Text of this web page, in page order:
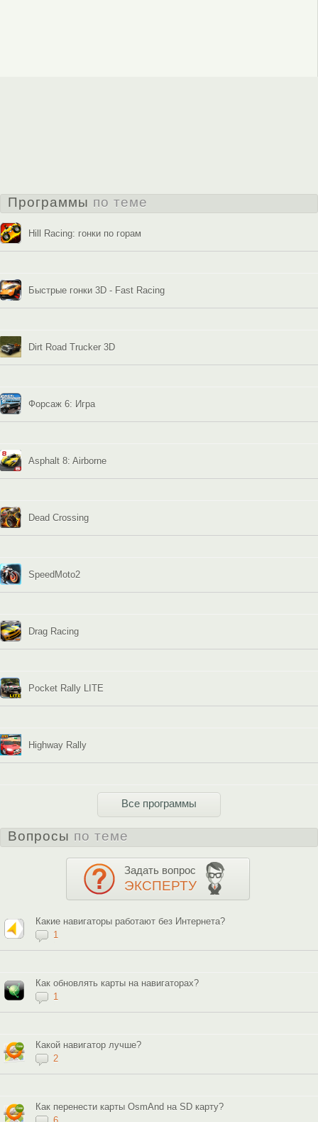
Программы по теме
Hill Racing: гонки по горам
Быстрые гонки 3D - Fast Racing
Dirt Road Trucker 3D
Форсаж 6: Игра
Asphalt 8: Airborne
Dead Crossing
SpeedMoto2
Drag Racing
Pocket Rally LITE
Highway Rally
Все программы
Вопросы по теме
Задать вопрос
ЭКСПЕРТУ
Какие навигаторы работают без Интернета?
1
Как обновлять карты на навигаторах?
1
Какой навигатор лучше?
2
Как перенести карты OsmAnd на SD карту?